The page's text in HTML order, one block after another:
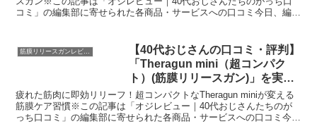
コミ」の編集部に寄せられた各商品・サービスへの口コミ今日、編集
【40代おじさんの口コミ・評判】
「Theragun mini（超コンパク
ト）(筋膜リリースガン)」を実際
に使ってみた正直感想
疲れた筋肉に即効リリーフ！超コンパクトなTheragun miniが変える
筋膜ケア習慣※この記事は「オジレビュー｜40代おじさんたちのが
っち口コミ」の編集部に寄せられた各商品・サービスへの口コミ今